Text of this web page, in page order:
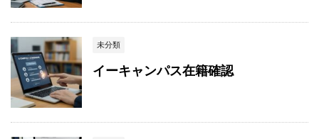
未分類
イーキャンパス在籍確認